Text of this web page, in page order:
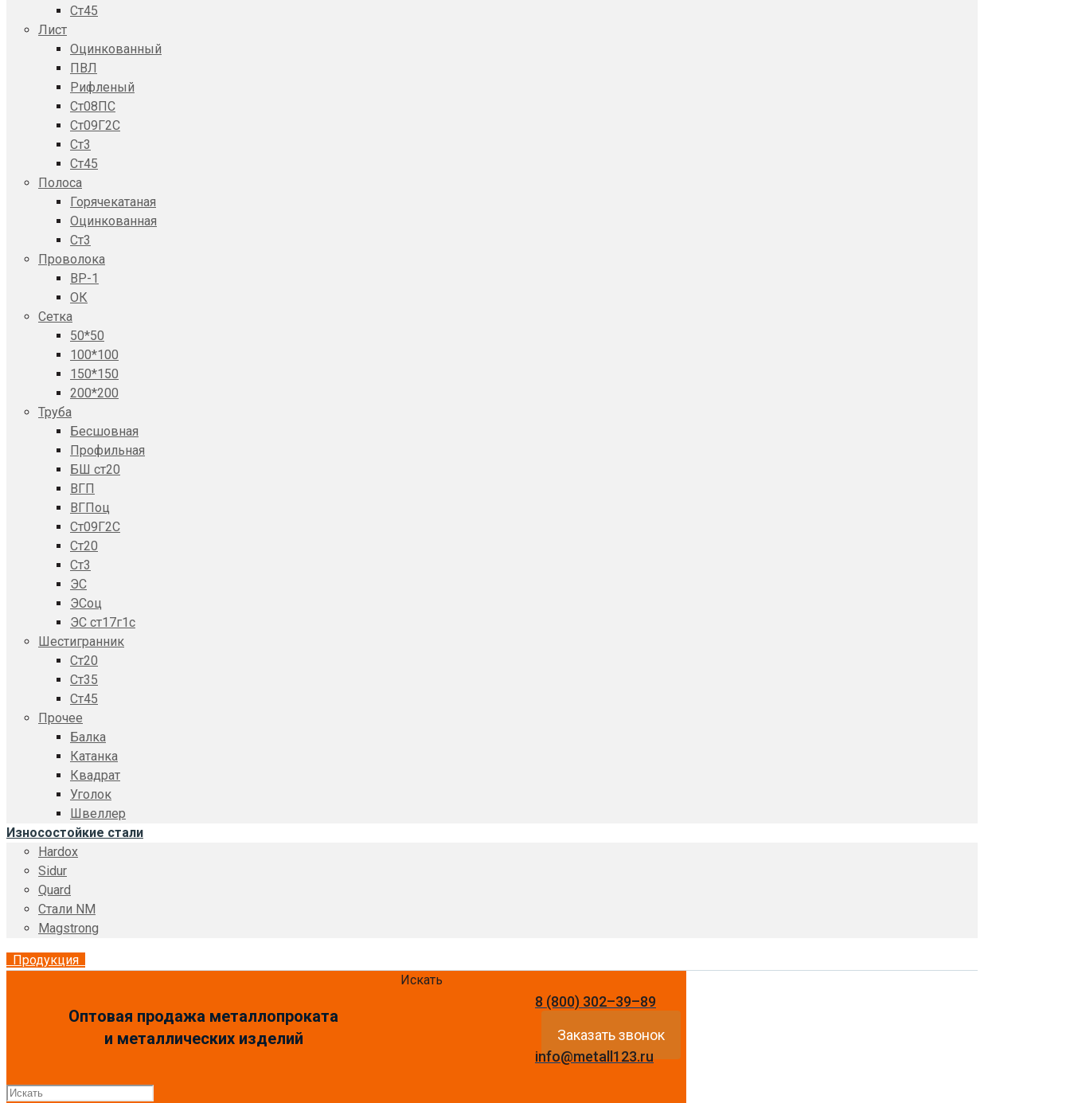
Ст45
Лист
Оцинкованный
ПВЛ
Рифленый
Ст08ПС
Ст09Г2С
Ст3
Ст45
Полоса
Горячекатаная
Оцинкованная
Ст3
Проволока
ВР-1
ОК
Сетка
50*50
100*100
150*150
200*200
Труба
Бесшовная
Профильная
БШ ст20
ВГП
ВГПоц
Ст09Г2С
Ст20
Ст3
ЭС
ЭСоц
ЭС ст17г1с
Шестигранник
Ст20
Ст35
Ст45
Прочее
Балка
Катанка
Квадрат
Уголок
Швеллер
Износостойкие стали
Hardox
Sidur
Quard
Стали NM
Magstrong
Продукция
Оптовая продажа металлопроката
и металлических изделий
8 (800) 302–39–89
Заказать звонок
info@metall123.ru
Искать